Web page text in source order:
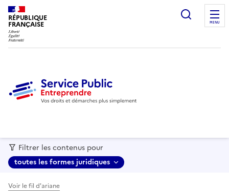
RÉPUBLIQUE
FRANÇAISE MENU
Filtrer les contenus pour
toutes les formes juridiques
Voir le fil d'ariane